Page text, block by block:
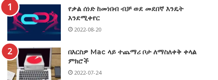
የቃል ሰነድ ከመነበብ ብቻ ወደ መደበኛ እንዴት
እንደሚቀየር
2022-08-20
በእርስዎ Mac ላይ ተጨማሪ ቦታ ለማስለቀቅ ቀላል
ምክሮች
2022-07-24